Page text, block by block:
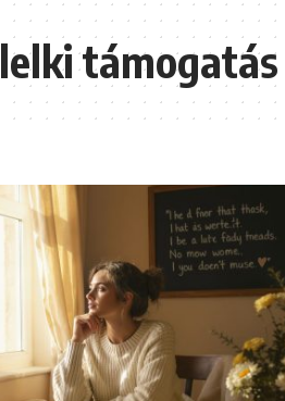
lelki támogatás